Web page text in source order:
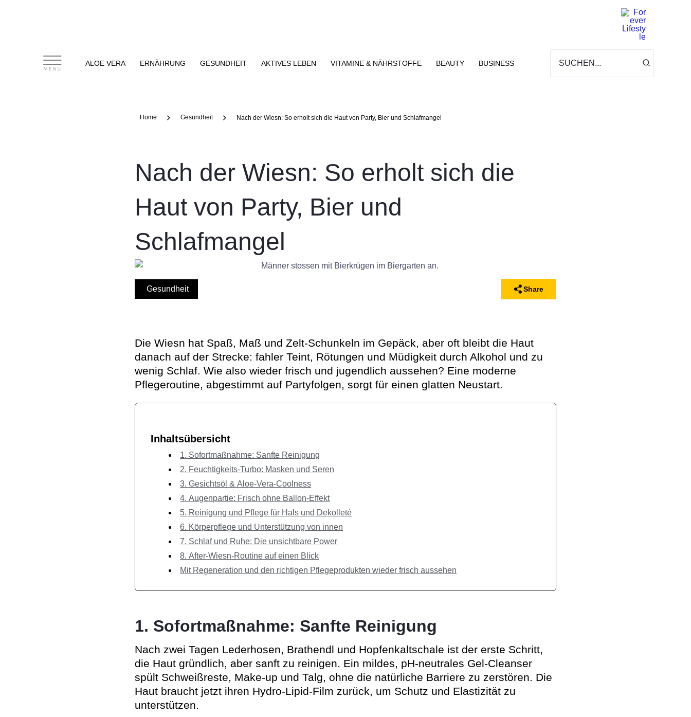
ALOE VERA ERNÄHRUNG GESUNDHEIT AKTIVES LEBEN VITAMINE & NÄHRSTOFFE BEAUTY BUSINESS
for:
Home Gesundheit Nach der Wiesn: So erholt sich die Haut von Party, Bier und Schlafmangel
Nach der Wiesn: So erholt sich die
Haut von Party, Bier und
Schlafmangel
Gesundheit Share
Die Wiesn hat Spaß, Maß und Zelt-Schunkeln im Gepäck, aber oft bleibt die Haut
danach auf der Strecke: fahler Teint, Rötungen und Müdigkeit durch Alkohol und zu
wenig Schlaf. Wie also wieder frisch und jugendlich aussehen? Eine moderne
Pflegeroutine, abgestimmt auf Partyfolgen, sorgt für einen glatten Neustart.
Inhaltsübersicht
1. Sofortmaßnahme: Sanfte Reinigung
2. Feuchtigkeits-Turbo: Masken und Seren
3. Gesichtsöl & Aloe-Vera-Coolness
4. Augenpartie: Frisch ohne Ballon-Effekt
5. Reinigung und Pflege für Hals und Dekolleté
6. Körperpflege und Unterstützung von innen
7. Schlaf und Ruhe: Die unsichtbare Power
8. After-Wiesn-Routine auf einen Blick
Mit Regeneration und den richtigen Pflegeprodukten wieder frisch aussehen
1. Sofortmaßnahme: Sanfte Reinigung
Nach zwei Tagen Lederhosen, Brathendl und Hopfenkaltschale ist der erste Schritt,
die Haut gründlich, aber sanft zu reinigen. Ein mildes, pH-neutrales Gel-Cleanser
spült Schweißreste, Make-up und Talg, ohne die natürliche Barriere zu zerstören. Die
Haut braucht jetzt ihren Hydro-Lipid-Film zurück, um Schutz und Elastizität zu
unterstützen.